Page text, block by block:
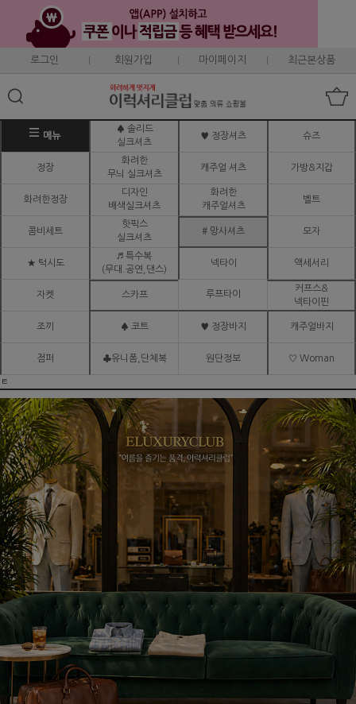
로그인 회원가입 마이페이지 최근본상품
메뉴
♠ 솔리드
실크셔츠
♥ 정장셔츠 슈즈
정장
화려한
무늬 실크셔츠
캐주얼 셔츠 가방&지갑
화려한정장
디자인
배색실크셔츠
화려한
캐주얼셔츠
벨트
콤비세트
핫픽스
실크셔츠
# 망사셔츠 모자
★ 턱시도
♬ 특수복
(무대.공연,댄스)
넥타이 액세서리
자켓 스카프 루프타이
커프스&
넥타이핀
조끼 ♠ 코트 ♥ 정장바지 캐주얼바지
점퍼 ♣유니폼,단체복 원단정보 ♡ Woman
ㅌ